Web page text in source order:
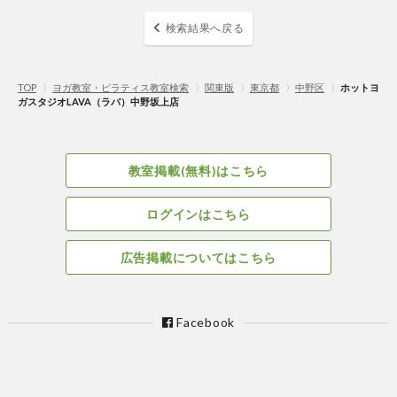
検索結果へ戻る
TOP 〉 ヨガ教室・ピラティス教室検索 〉 関東版 〉 東京都 〉 中野区 〉 ホットヨ
ガスタジオLAVA（ラバ）中野坂上店
教室掲載(無料)はこちら
ログインはこちら
広告掲載についてはこちら
Facebook